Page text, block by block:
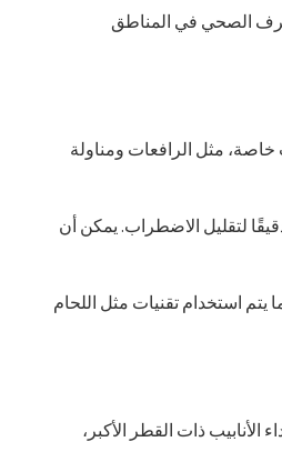
الصحي في المناطق
خاصة، مثل الرافعات ومناولة
لتقليل الاضطراب. يمكن أن
يتم استخدام تقنيات مثل اللحام
الأنابيب ذات القطر الأكبر،